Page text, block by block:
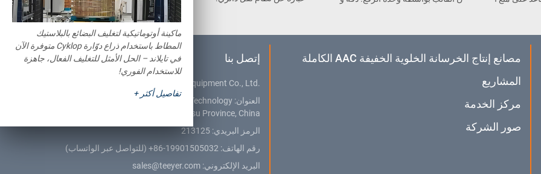
جهاز الرئيسي والمهم في إنتاج الخرس
بعد ذلك، سوف يتم نقلها إلى فرن التج
فيف.
مصانع إنتاج الخرسانة الخلوية الخفيفة AAC الكاملة
المشاريع
مركز الخدمة
صور الشركة
إتصل بنا
Jiangsu Teeyer Intelligent Equipment Co., Ltd.
العنوان: NO. 312, West Hehai Road, High Technology
Development Zone, Changzhou City, Jiangsu Province, China
الرمز البريدي: 213125
رقم الهاتف: +86-19901505032(للتواصل عبر الواتساب)
البريد الإلكتروني: sales@teeyer.com
ماكينة أوتوماتيكية لتغليف البضائع بالبلاستيك
المطاط باستخدام ذراع دوّارة Cyklop متوفرة الآن
في تايلاند – الحل الأمثل للتغليف الفعال، جاهزة
للاستخدام الفوري!
تفاصيل أكثر +